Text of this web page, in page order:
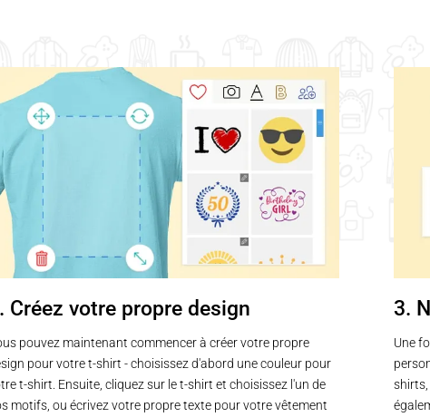
Créez votre propre design
pouvez maintenant commencer à créer votre propre
pour votre t-shirt - choisissez d'abord une couleur pour
t-shirt. Ensuite, cliquez sur le t-shirt et choisissez l'un de
motifs, ou écrivez votre propre texte pour votre vêtement
3.
Une
shirts,